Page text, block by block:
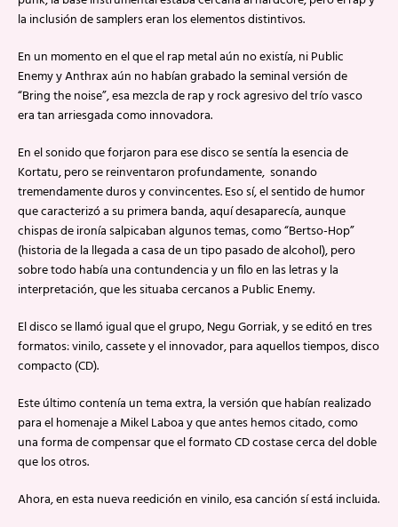
la inclusión de samplers eran los elementos distintivos.
En un momento en el que el rap metal aún no existía, ni Public
Enemy y Anthrax aún no habían grabado la seminal versión de
“Bring the noise”, esa mezcla de rap y rock agresivo del trío vasco
era tan arriesgada como innovadora.
En el sonido que forjaron para ese disco se sentía la esencia de
Kortatu, pero se reinventaron profundamente, sonando
tremendamente duros y convincentes. Eso sí, el sentido de humor
que caracterizó a su primera banda, aquí desaparecía, aunque
chispas de ironía salpicaban algunos temas, como “Bertso-Hop”
(historia de la llegada a casa de un tipo pasado de alcohol), pero
sobre todo había una contundencia y un filo en las letras y la
interpretación, que les situaba cercanos a Public Enemy.
El disco se llamó igual que el grupo, Negu Gorriak, y se editó en tres
formatos: vinilo, cassete y el innovador, para aquellos tiempos, disco
compacto (CD).
Este último contenía un tema extra, la versión que habían realizado
para el homenaje a Mikel Laboa y que antes hemos citado, como
una forma de compensar que el formato CD costase cerca del doble
que los otros.
Ahora, en esta nueva reedición en vinilo, esa canción sí está incluida.